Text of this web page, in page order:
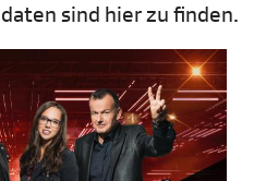
sind hier zu finden.